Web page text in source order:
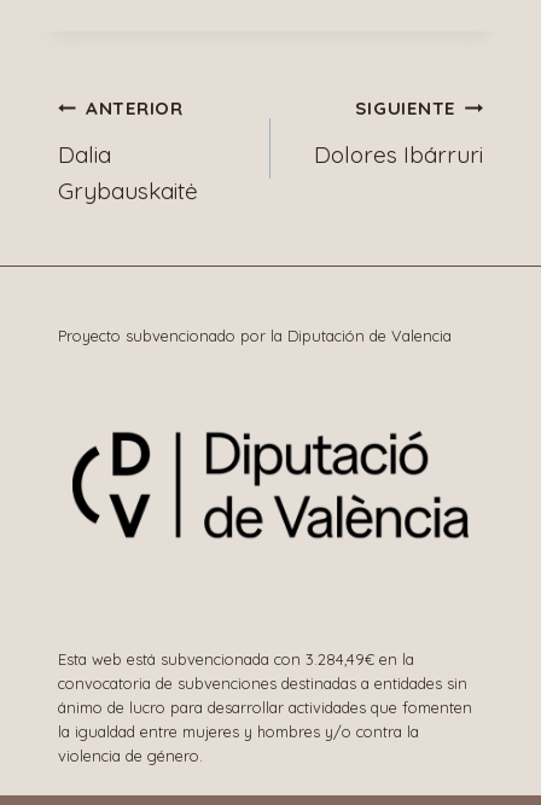
Navegación
de
ANTERIOR
Dalia
Grybauskaitė
SIGUIENTE
Dolores Ibárruri
Proyecto subvencionado por la Diputación de Valencia
Esta web está subvencionada con 3.284,49€ en la
convocatoria de subvenciones destinadas a entidades sin
ánimo de lucro para desarrollar actividades que fomenten
la igualdad entre mujeres y hombres y/o contra la
violencia de género.